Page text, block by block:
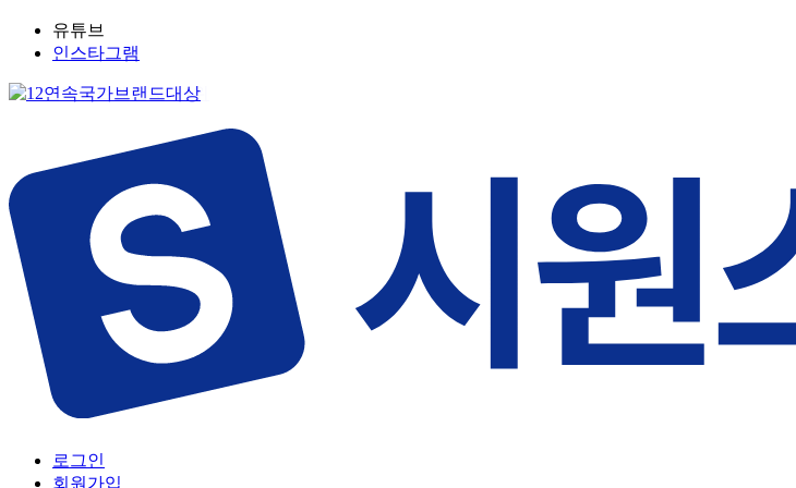
유튜브
인스타그램
로그인
회원가입